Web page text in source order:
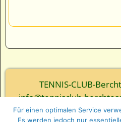
TENNIS-CLUB-
info@tennisclub-
Für einen optimalen Service
Es werden jedoch nur